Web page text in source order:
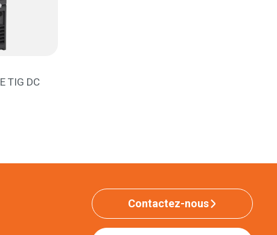
TIG DC
Contactez-nous